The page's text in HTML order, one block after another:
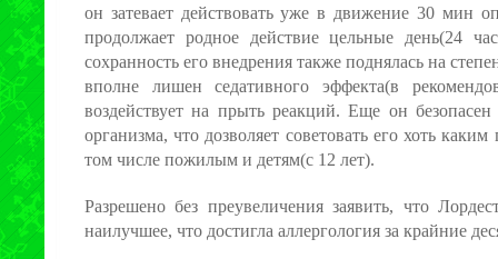
он затевает действовать уже в движение 30 мин
продолжает родное действие цельные день(24
сохранность его внедрения также поднялась на
вполне лишен седативного эффекта(в
воздействует на прыть реакций. Еще он
организма, что дозволяет советовать его хоть
том числе пожилым и детям(с 12 лет).
Разрешено без преувеличения заявить, что
наилучшее, что достигла аллергология за крайние